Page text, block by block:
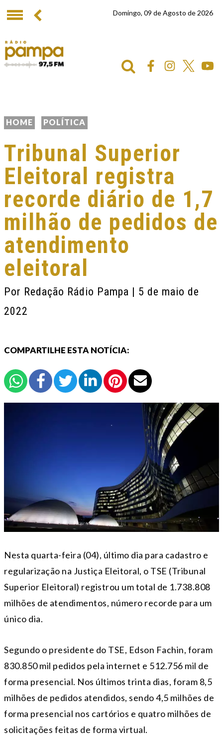
Domingo, 09 de Agosto de 2026
HOME POLÍTICA
Tribunal Superior
Eleitoral registra
recorde diário de 1,7
milhão de pedidos de
atendimento
eleitoral
Por Redação Rádio Pampa | 5 de maio de
2022
COMPARTILHE ESTA NOTÍCIA:
Nesta quarta-feira (04), último dia para cadastro e
regularização na Justiça Eleitoral, o TSE (Tribunal
Superior Eleitoral) registrou um total de 1.738.808
milhões de atendimentos, número recorde para um
único dia.
Segundo o presidente do TSE, Edson Fachin, foram
830.850 mil pedidos pela internet e 512.756 mil de
forma presencial. Nos últimos trinta dias, foram 8,5
milhões de pedidos atendidos, sendo 4,5 milhões de
forma presencial nos cartórios e quatro milhões de
solicitações feitas de forma virtual.